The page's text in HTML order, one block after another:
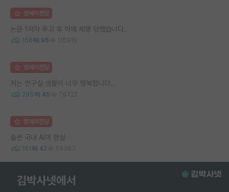
명예의전당
논문 1저자 투고 후 아예 제명 당했습니다.
156 95 115919
명예의전당
저는 연구실 생활이 너무 행복합니다..
295 45 78722
명예의전당
슬픈 국내 AI의 현실
151 42 59387